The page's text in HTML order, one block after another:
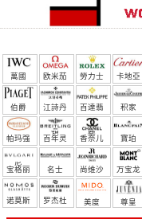
萬國 欧米茄 勞力士 卡地亞
伯爵 江詩丹
頓
百達翡
麗
积家
帕玛强
尼
百年灵 香奈儿 寶珀
宝格丽 名士 尚维沙 万宝龙
诺莫斯
罗杰杜 美度 尊皇